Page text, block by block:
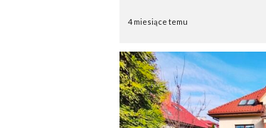
4 miesiące temu